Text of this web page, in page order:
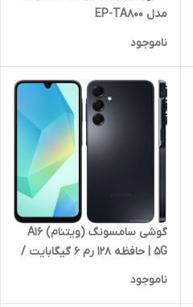
مدل EP-TA800
ناموجود
گوشی سامسونگ (ویتنام) A16
5G | حافظه 128 رم 6 گیگابایت /
مشکی
ناموجود